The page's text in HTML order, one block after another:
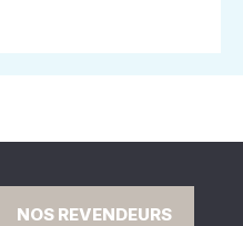
NOS REVENDEURS